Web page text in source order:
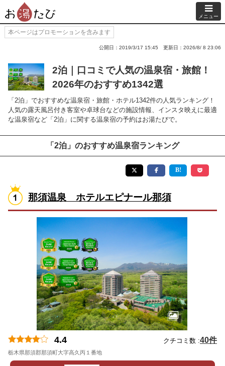
メニュー
本ページはプロモーションを含みます
公開日：2019/3/17 15:45 更新日：2026/8/ 8 23:06
2泊｜口コミで人気の温泉宿・旅館！
2026年のおすすめ1342選
「2泊」でおすすめな温泉宿・旅館・ホテル1342件の人気ランキング！
人気の露天風呂付き客室や卓球台などの施設情報、インスタ映えに最適
な温泉宿など「2泊」に関する温泉宿の予約はお湯たびで。
「2泊」のおすすめ温泉宿ランキング
那須温泉 ホテルエピナール那須
4.4 クチコミ数 :40件
栃木県那須郡那須町大字高久丙１番地